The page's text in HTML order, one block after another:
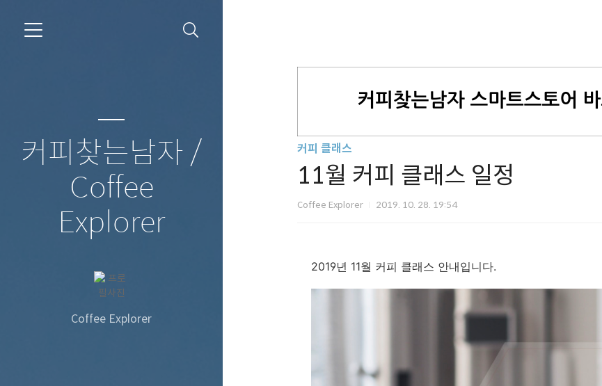
커피찾는남자 /
Coffee
Explorer
Coffee Explorer
커피 클래스
11월 커피 클래스 일정
Coffee Explorer 2019. 10. 28. 19:54
2019년 11월 커피 클래스 안내입니다.